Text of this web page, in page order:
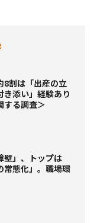
8割は「出産の立
き添い」経験あり
する調査＞
壁」、トップは
常態化」。職場環